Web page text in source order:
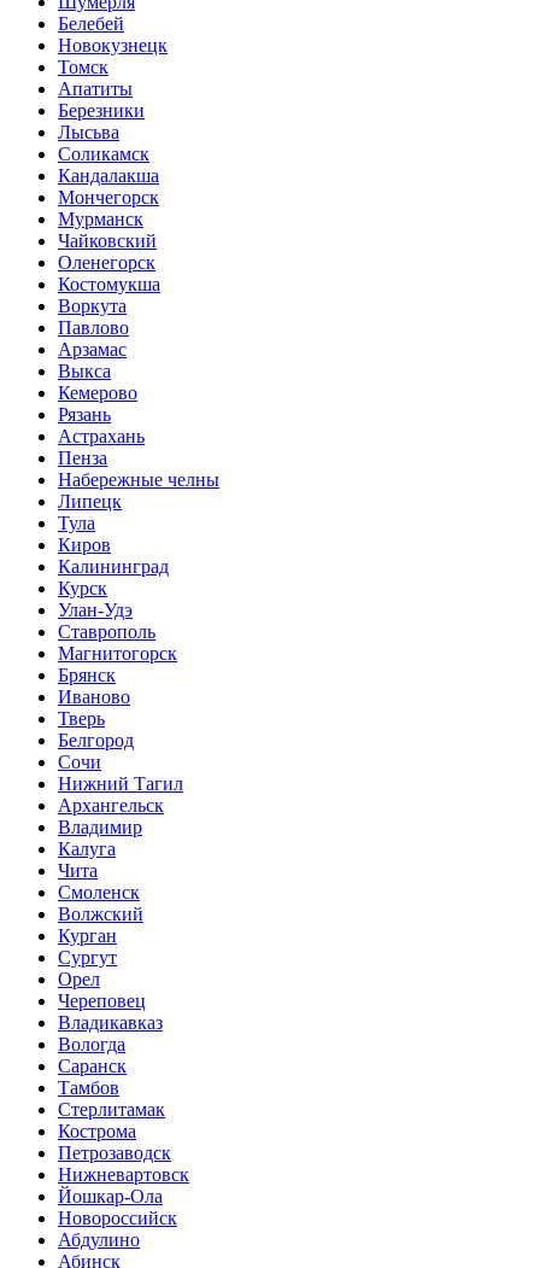
Белебей
Новокузнецк
Томск
Апатиты
Березники
Лысьва
Соликамск
Кандалакша
Мончегорск
Мурманск
Чайковский
Оленегорск
Костомукша
Воркута
Павлово
Арзамас
Выкса
Кемерово
Рязань
Астрахань
Пенза
Набережные челны
Липецк
Тула
Киров
Калининград
Курск
Улан-Удэ
Ставрополь
Магнитогорск
Брянск
Иваново
Тверь
Белгород
Сочи
Нижний Тагил
Архангельск
Владимир
Калуга
Чита
Смоленск
Волжский
Курган
Сургут
Орел
Череповец
Владикавказ
Вологда
Саранск
Тамбов
Стерлитамак
Кострома
Петрозаводск
Нижневартовск
Йошкар-Ола
Новороссийск
Абдулино
Абинск